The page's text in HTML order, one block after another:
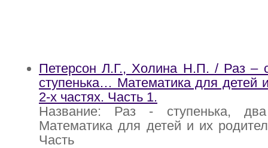
Петерсон Л.Г., Холина Н.П. / Раз –
ступенька… Математика для детей
2-х частях. Часть 1.
Название: Раз - ступенька,
Математика для детей и их
Часть